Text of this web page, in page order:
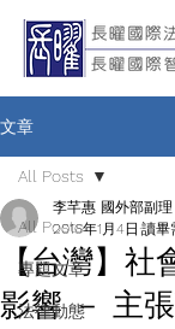
文章
All Posts
專題文章
法律動態
All Posts
【台灣】社
影響 － 主
李芊惠 國外部副理
2016年1月4日 讀畢